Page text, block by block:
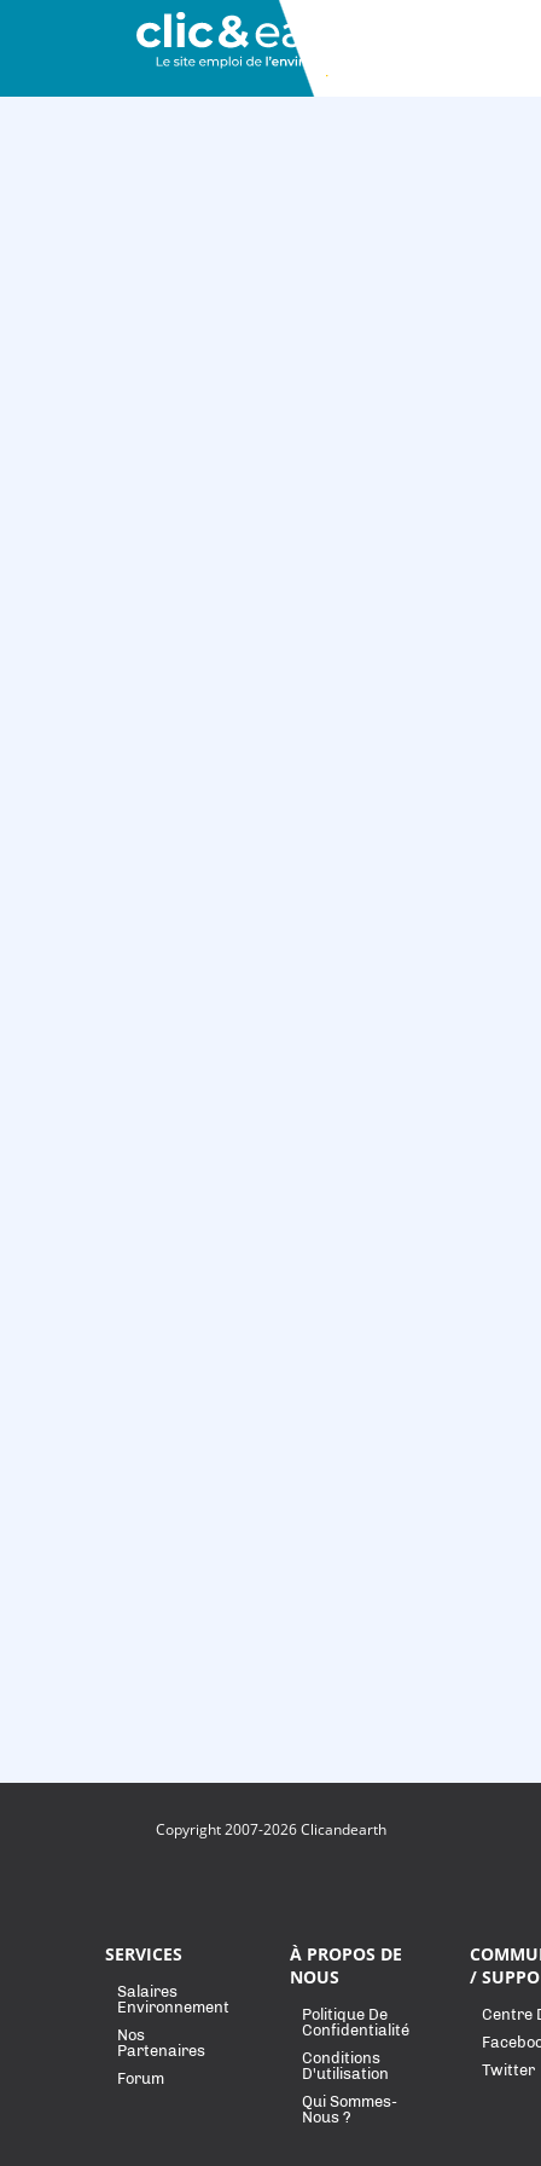
Copyright 2007-2026 Clicandearth
SERVICES
Salaires
Environnement
Nos
Partenaires
Forum
À PROPOS DE
NOUS
Politique De
Confidentialité
Conditions
D'utilisation
Qui Sommes-
Nous ?
/
Centre
Twitter